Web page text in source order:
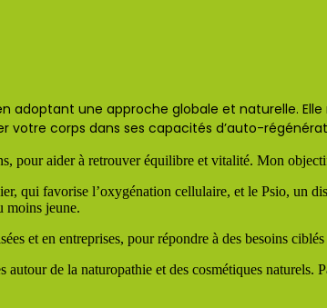
adoptant une approche globale et naturelle.
votre corps dans ses capacités d’auto-
pour aider à retrouver équilibre et vitalité. Mon
qui favorise l’oxygénation cellulaire, et le Psio, un
moins jeune.
et en entreprises, pour répondre à des besoins
de la naturopathie et des cosmétiques